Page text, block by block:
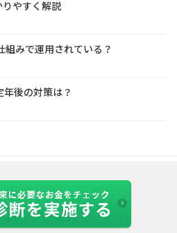
やすく解説
みで運用されている？
後の対策は？
ョン